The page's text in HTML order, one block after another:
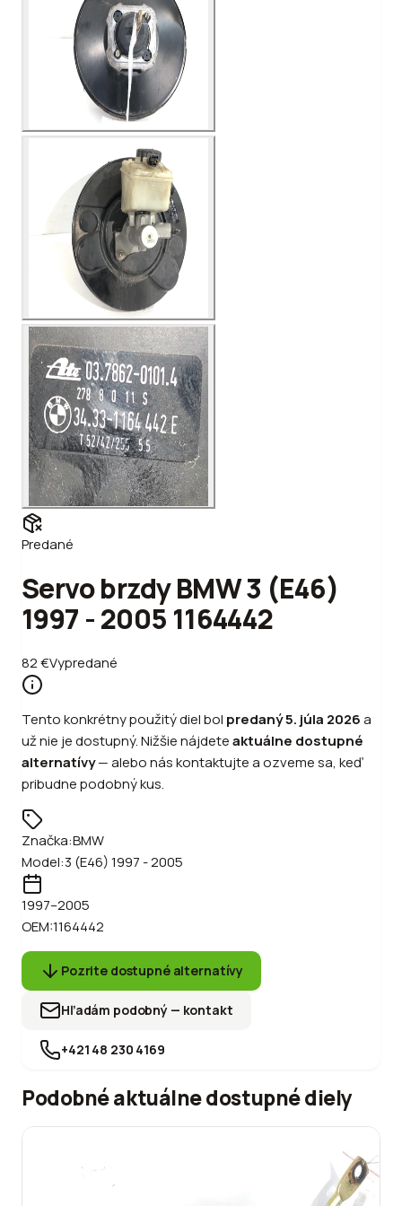
Predané
Servo brzdy BMW 3 (E46)
1997 - 2005 1164442
82€Vypredané
Tento konkrétny použitý diel bol predaný5. júla 2026a
už nie je dostupný. Nižšie nájdeteaktuálne dostupné
alternatívy—alebonás kontaktujte a ozveme sa, keď
pribudne podobný kus.
Značka:BMW
Model:3 (E46) 1997 - 2005
1997–2005
OEM:1164442
Pozrite dostupné alternatívy
Hľadám podobný — kontakt
+421 48 230 4169
Podobné aktuálne dostupné diely